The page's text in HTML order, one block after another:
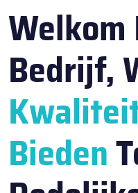
Welkom
Bedrijf,
Bieden